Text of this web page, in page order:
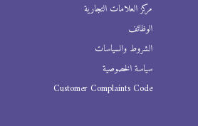
مركز العلامات التجارية
الوظائف
الشروط والسياسات
سياسة الخصوصية
Customer Complaints Code